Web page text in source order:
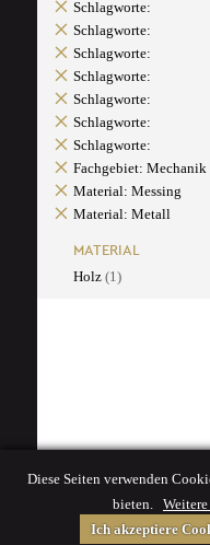
Schlagworte:
Schlagworte:
Schlagworte:
Schlagworte:
Schlagworte:
Schlagworte:
Schlagworte:
Fachgebiet: Mechanik
Material: Messing
Material: Metall
MATERIAL
Holz (1)
Diese Seiten verwenden
bieten.
Ich akzeptiere